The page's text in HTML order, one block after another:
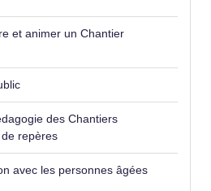
et animer un Chantier
des Chantiers
repères
avec les personnes âgées